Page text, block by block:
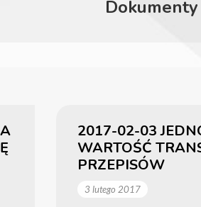
2017-02-03
WARTOŚĆ
PRZEPISÓW
3 lutego 2017